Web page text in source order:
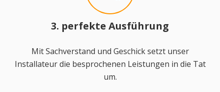
3. perfekte Ausführung
Mit Sachverstand und Geschick setzt unser
Installateur die besprochenen Leistungen in die Tat
um.